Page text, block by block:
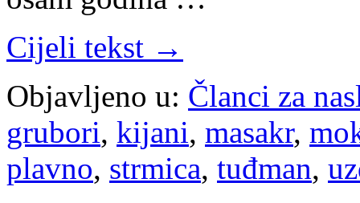
Cijeli tekst →
Objavljeno u: Članci za
grubori, kijani, masakr,
plavno, strmica, tuđman,